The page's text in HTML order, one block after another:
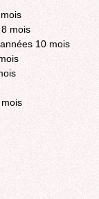
mois
10 mois